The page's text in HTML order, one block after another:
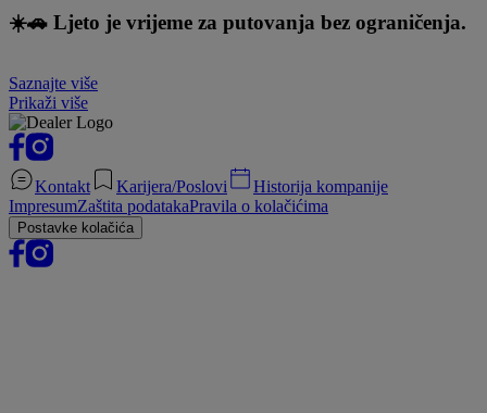
☀️🚗 Ljeto je vrijeme za putovanja bez ograničenja.
Saznajte više
Prikaži više
Kontakt Karijera/Poslovi
Historija kompanije
ImpresumZaštita podatakaPravila o kolačićima
Postavke kolačića